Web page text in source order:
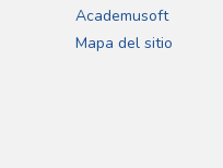
Academusoft
Mapa del sitio